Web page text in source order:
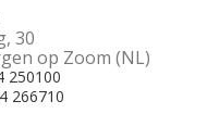
30
op Zoom (NL)
250100
266710